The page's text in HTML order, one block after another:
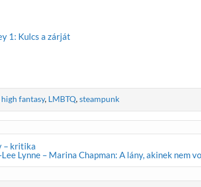
1: Kulcs a zárját
high fantasy, LMBTQ,steampunk
– kritika
Lynne – Marina Chapman: A lány, akinek nem